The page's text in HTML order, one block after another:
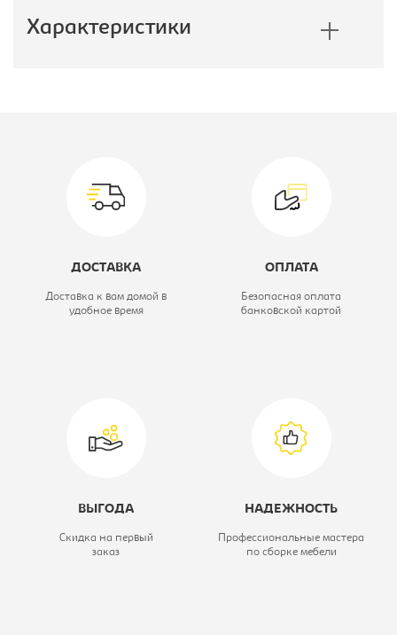
Характеристики
Высота, мм: 2200
Коллекция:
ДОСТАВКА
Доставка к вам домой в
удобное время
ОПЛАТА
Безопасная оплата
банковской картой
ВЫГОДА
Скидка на первый
заказ
НАДЕЖНОСТЬ
Профессиональные мастера
по сборке мебели